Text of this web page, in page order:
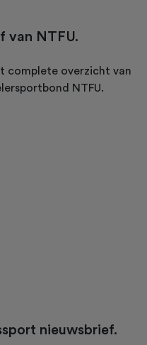
van NTFU.
complete overzicht van
NTFU.
nieuwsbrief.